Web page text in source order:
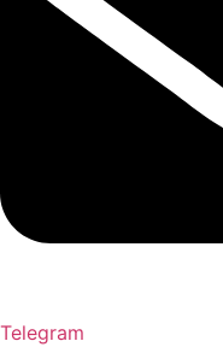
Telegram